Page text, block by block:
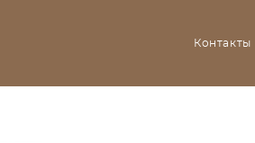
Контакты